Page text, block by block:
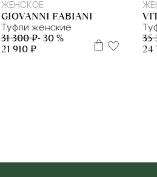
ЖЕНСКОЕ
GIOVANNI FABIANI
Туфли женские
31 300 ₽- 30 %
21 910 ₽
35
24